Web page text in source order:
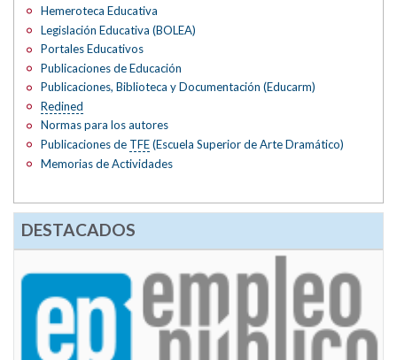
Hemeroteca Educativa
Legislación Educativa (BOLEA)
Portales Educativos
Publicaciones de Educación
Publicaciones, Biblioteca y Documentación (Educarm)
Redined
Normas para los autores
Publicaciones de TFE(Escuela Superior de Arte Dramático)
Memorias de Actividades
DESTACADOS